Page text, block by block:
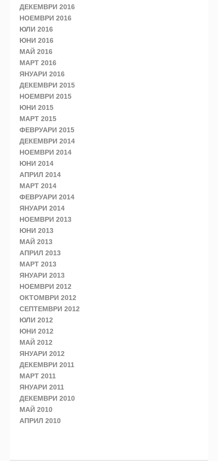
ДЕКЕМВРИ 2016
НОЕМВРИ 2016
ЮЛИ 2016
ЮНИ 2016
МАЙ 2016
МАРТ 2016
ЯНУАРИ 2016
ДЕКЕМВРИ 2015
НОЕМВРИ 2015
ЮНИ 2015
МАРТ 2015
ФЕВРУАРИ 2015
ДЕКЕМВРИ 2014
НОЕМВРИ 2014
ЮНИ 2014
АПРИЛ 2014
МАРТ 2014
ФЕВРУАРИ 2014
ЯНУАРИ 2014
НОЕМВРИ 2013
ЮНИ 2013
МАЙ 2013
АПРИЛ 2013
МАРТ 2013
ЯНУАРИ 2013
НОЕМВРИ 2012
ОКТОМВРИ 2012
СЕПТЕМВРИ 2012
ЮЛИ 2012
ЮНИ 2012
МАЙ 2012
ЯНУАРИ 2012
ДЕКЕМВРИ 2011
МАРТ 2011
ЯНУАРИ 2011
ДЕКЕМВРИ 2010
МАЙ 2010
АПРИЛ 2010